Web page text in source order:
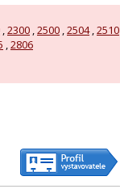
,2300 ,2500 ,2504,2510
,2806